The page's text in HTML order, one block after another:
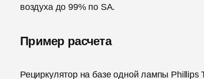
воздуха до 99% по SA.
Пример расчета
Рециркулятор на базе одной лампы